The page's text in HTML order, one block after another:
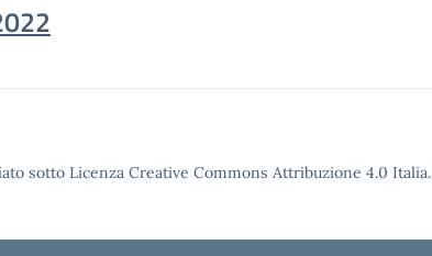
sotto Licenza Creative Commons Attribuzione 4.0 Italia.